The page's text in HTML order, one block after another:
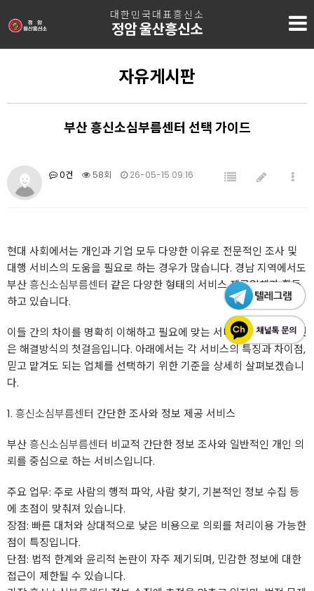
대한민국대표흥신소
정암 울산흥신소
자유게시판
부산 흥신소심부름센터 선택 가이드
0건 58회 26-05-15 09:16
현대 사회에서는 개인과 기업 모두 다양한 이유로 전문적인 조사 및
대행 서비스의 도움을 필요로 하는 경우가 많습니다. 경남 지역에서도
부산흥신소심부름센터 같은 다양한 형태의 서비스 제공업체가 활동
하고 있습니다.
이들 간의 차이를 명확히 이해하고 필요에 맞는 서비스를 선택하는 것
은 해결방식의 첫걸음입니다. 아래에서는 각 서비스의 특징과 차이점,
믿고 맡겨도 되는 업체를 선택하기 위한 기준을 상세히 살펴보겠습니
다.
1. 흥신소심부름센터 간단한 조사와 정보 제공 서비스
부산흥신소심부름센터 비교적 간단한 정보 조사와 일반적인 개인 의
뢰를 중심으로 하는 서비스입니다.
주요 업무: 주로 사람의 행적 파악, 사람 찾기, 기본적인 정보 수집 등
에 초점이 맞춰져 있습니다.
장점: 빠른 대처와 상대적으로 낮은 비용으로 의뢰를 처리이용 가능한
점이 특징입니다.
단점: 법적 한계와 윤리적 논란이 자주 제기되며, 민감한 정보에 대한
접근이 제한될 수 있습니다.